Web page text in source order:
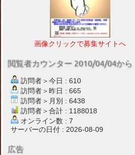
画像クリックで募集サイトへ
閲覧者カウンター 2010/04/04から
訪問者＞今日 : 610
訪問者＞昨日 : 665
訪問者＞月別 : 6438
訪問者＞合計 : 1188018
オンライン数 : 7
サーバーの日付 : 2026-08-09
広告